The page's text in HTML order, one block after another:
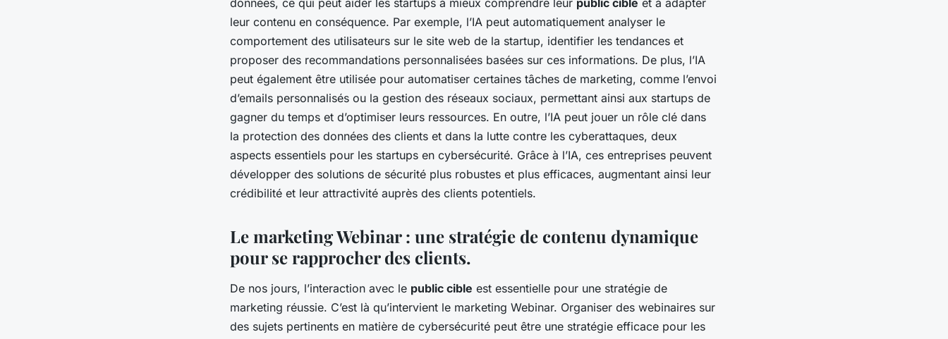
données, ce qui peut aider les startups à mieux comprendre leur public cible et à adapter
leur contenu en conséquence. Par exemple, l’IA peut automatiquement analyser le
comportement des utilisateurs sur le site web de la startup, identifier les tendances et
proposer des recommandations personnalisées basées sur ces informations. De plus, l’IA
peut également être utilisée pour automatiser certaines tâches de marketing, comme l’envoi
d’emails personnalisés ou la gestion des réseaux sociaux, permettant ainsi aux startups de
gagner du temps et d’optimiser leurs ressources. En outre, l’IA peut jouer un rôle clé dans
la protection des données des clients et dans la lutte contre les cyberattaques, deux
aspects essentiels pour les startups en cybersécurité. Grâce à l’IA, ces entreprises peuvent
développer des solutions de sécurité plus robustes et plus efficaces, augmentant ainsi leur
crédibilité et leur attractivité auprès des clients potentiels.
Le marketing Webinar : une stratégie de contenu dynamique
pour se rapprocher des clients.
De nos jours, l’interaction avec le public cible est essentielle pour une stratégie de
marketing réussie. C’est là qu’intervient le marketing Webinar. Organiser des webinaires sur
des sujets pertinents en matière de cybersécurité peut être une stratégie efficace pour les